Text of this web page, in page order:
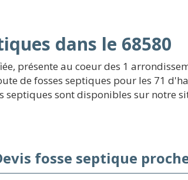
dans le 68580
présente au coeur des 1
de fosses septiques pour les 71
septiques sont disponibles sur notre
fosse septique